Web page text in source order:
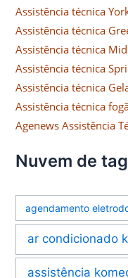
Assistência técnica
Assistência técnica
Assistência técnica
Assistência técnica
Assistência técnica
Assistência técnica
Agenews Assistência
Nuvem de
agendamento
ar condicionado
assistência